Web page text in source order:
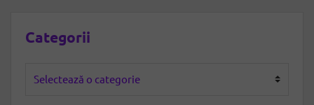
Categorii